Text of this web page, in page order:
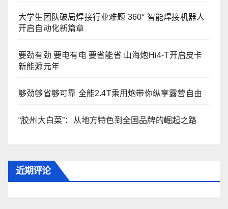
大学生团队破局焊接行业难题 360° 智能焊接机器人
开启自动化新篇章
要劲有劲 要电有电 要省能省 山海炮Hi4-T开启皮卡
新能源元年
够劲够省够可靠 全能2.4T乘用炮带你纵享露营自由
“胶州大白菜”：从地方特色到全国品牌的崛起之路
近期评论